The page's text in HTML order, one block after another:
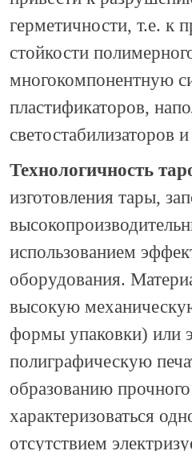
герметичности, т.е. к
стойкости
многокомпонентную
пластификаторов,
Технологичность
изготовления тары,
использованием
оборудования.
высокую
формы упаковки) или
полиграфическую
образованию
характеризоваться
отсутствием